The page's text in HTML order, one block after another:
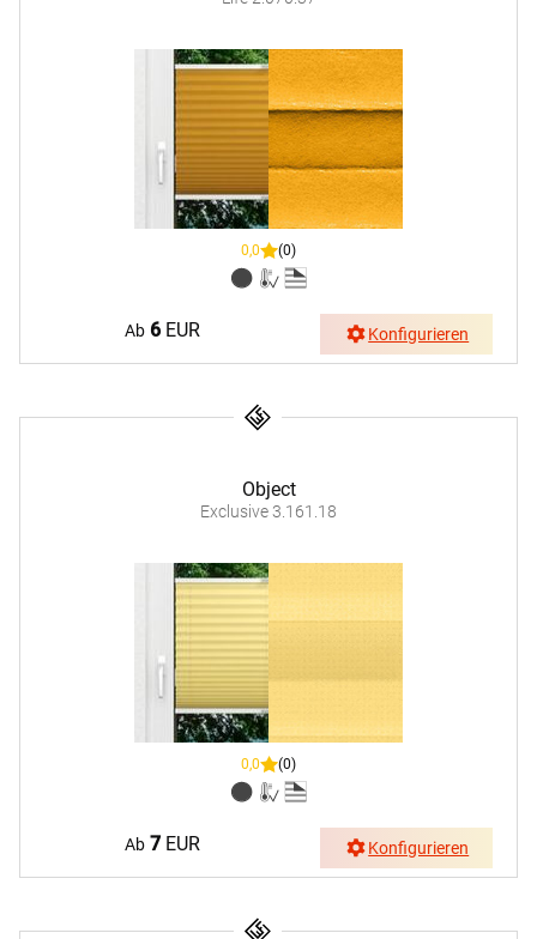
0,0 (0)
Ab 6EUR Konfigurieren
Object
Exclusive 3.161.18
0,0 (0)
Ab 7EUR Konfigurieren